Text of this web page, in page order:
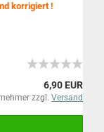
korrigiert !
6,90 EUR
zzgl. Versand